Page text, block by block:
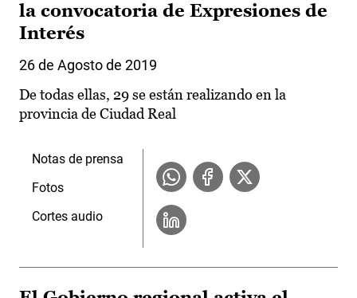
la convocatoria de Expresiones de
Interés
26 de Agosto de 2019
De todas ellas, 29 se están realizando en la
provincia de Ciudad Real
Notas de prensa
Fotos
Cortes audio